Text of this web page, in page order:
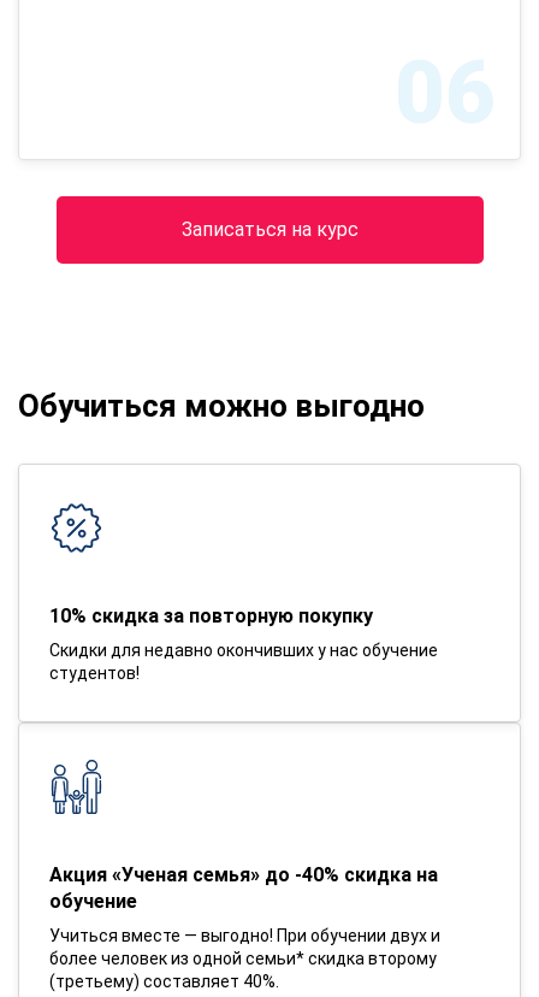
06
Записаться на курс
Обучиться можно выгодно
10% скидка за повторную покупку
Скидки для недавно окончивших у нас обучение
студентов!
Акция «Ученая семья» до -40% скидка на
обучение
Учиться вместе — выгодно! При обучении двух и
более человек из одной семьи* скидка второму
(третьему) составляет 40%.